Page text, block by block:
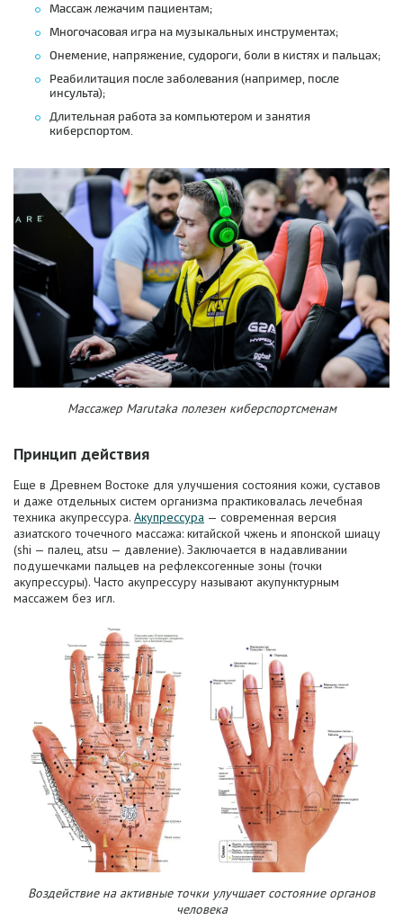
Массаж лежачим пациентам;
Многочасовая игра на музыкальных инструментах;
Онемение, напряжение, судороги, боли в кистях и пальцах;
Реабилитация после заболевания (например, после
инсульта);
Длительная работа за компьютером и занятия
киберспортом.
Массажер Marutaka полезен киберспортсменам
Принцип действия
Еще в Древнем Востоке для улучшения состояния кожи, суставов
и даже отдельных систем организма практиковалась лечебная
техника акупрессура. Акупрессура — современная версия
азиатского точечного массажа: китайской чжень и японской шиацу
(shi — палец, atsu — давление). Заключается в надавливании
подушечками пальцев на рефлексогенные зоны (точки
акупрессуры). Часто акупрессуру называют акупунктурным
массажем без игл.
Воздействие на активные точки улучшает состояние органов
человека